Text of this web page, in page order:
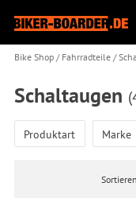
Bike Shop Fahrradteile
Schaltaugen
Produktart Marke